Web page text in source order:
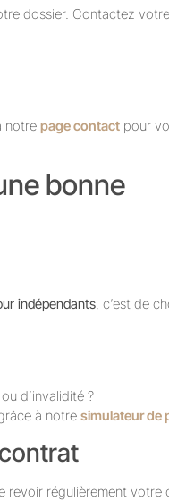
dossier. Contactez
notre page contact pour
bonne
indépendants, c’est de
d’invalidité ?
à notre simulateur de
revoir régulièrement